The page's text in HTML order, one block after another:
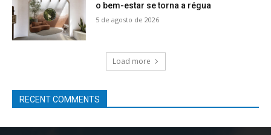
o bem-estar se torna a régua
5 de agosto de 2026
Load more
RECENT COMMENTS